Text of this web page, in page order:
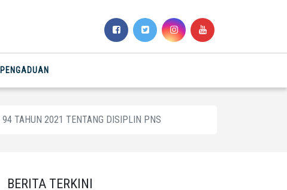
TAHUN 2021 TENTANG DISIPLIN PNS
BERITA TERKINI